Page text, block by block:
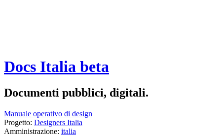
Docs Italia beta
Documenti pubblici, digitali.
Manuale operativo di design
Progetto: Designers Italia
Amministrazione: italia